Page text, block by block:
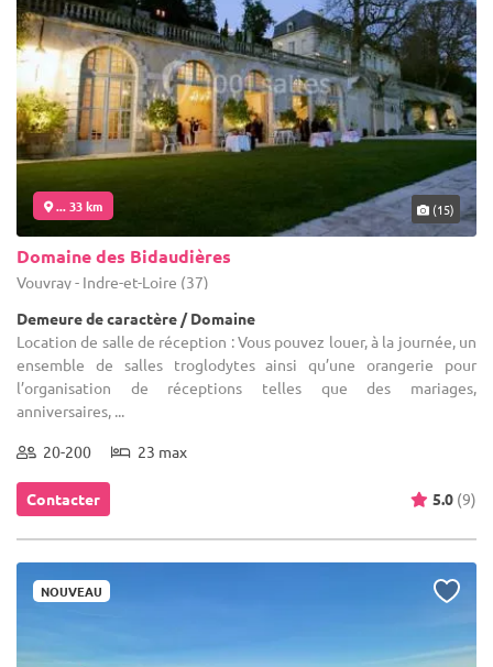
... 33 km (15)
Domaine des Bidaudières
Vouvray - Indre-et-Loire (37)
Demeure de caractère / Domaine
Location de salle de réception : Vous pouvez louer, à la journée, un
ensemble de salles troglodytes ainsi qu’une orangerie pour
l’organisation de réceptions telles que des mariages,
anniversaires, ...
20-200 23 max
Contacter 5.0 (9)
NOUVEAU